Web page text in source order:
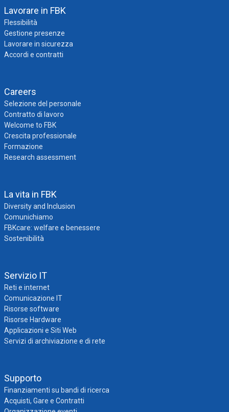
Lavorare in FBK
Flessibilità
Gestione presenze
Lavorare in sicurezza
Accordi e contratti
Careers
Selezione del personale
Contratto di lavoro
Welcome to FBK
Crescita professionale
Formazione
Research assessment
La vita in FBK
Diversity and Inclusion
Comunichiamo
FBKcare: welfare e benessere
Sostenibilità
Servizio IT
Reti e internet
Comunicazione IT
Risorse software
Risorse Hardware
Applicazioni e Siti Web
Servizi di archiviazione e di rete
Supporto
Finanziamenti su bandi di ricerca
Acquisti, Gare e Contratti